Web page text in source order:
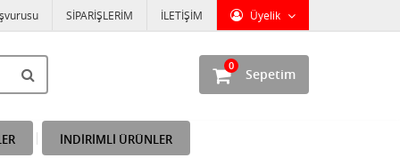
Üyelik
SİPARİŞLERİM İLETİŞİM
Sepetim
0
İNDİRİMLİ ÜRÜNLER